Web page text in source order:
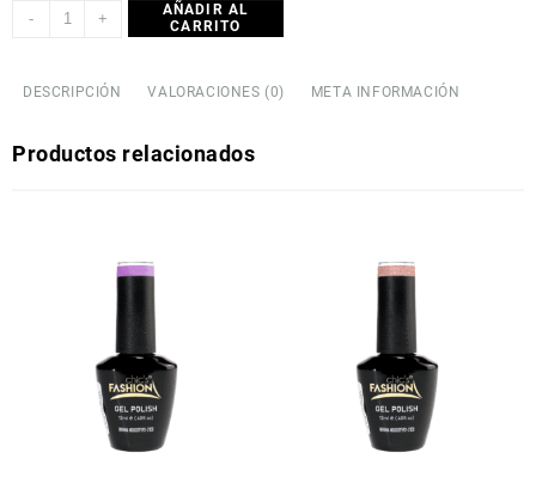
- +
AÑADIR AL
CARRITO
DESCRIPCIÓN VALORACIONES (0) META INFORMACIÓN
Productos relacionados